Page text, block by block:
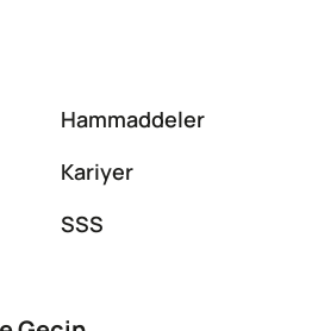
Hammaddeler
Kariyer
SSS